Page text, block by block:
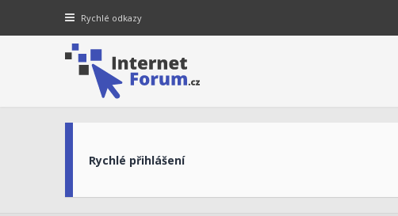
Rychlé odkazy
Rychlé přihlášení